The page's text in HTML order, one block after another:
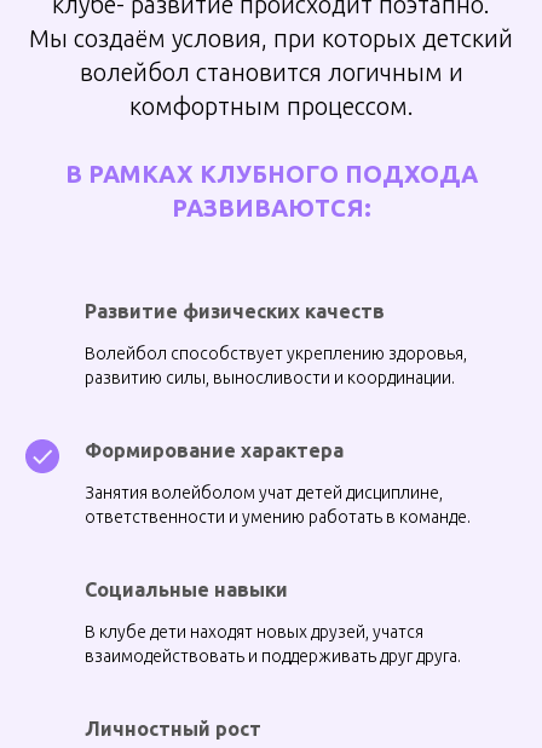
Мы создаём условия, при которых детский
волейбол становится логичным и
комфортным процессом.
В РАМКАХ КЛУБНОГО ПОДХОДА
РАЗВИВАЮТСЯ:
Развитие физических качеств
Волейбол способствует укреплению здоровья,
развитию силы, выносливости и координации.
Формирование характера
Занятия волейболом учат детей дисциплине,
ответственности и умению работать в команде.
Социальные навыки
В клубе дети находят новых друзей, учатся
взаимодействовать и поддерживать друг друга.
Личностный рост